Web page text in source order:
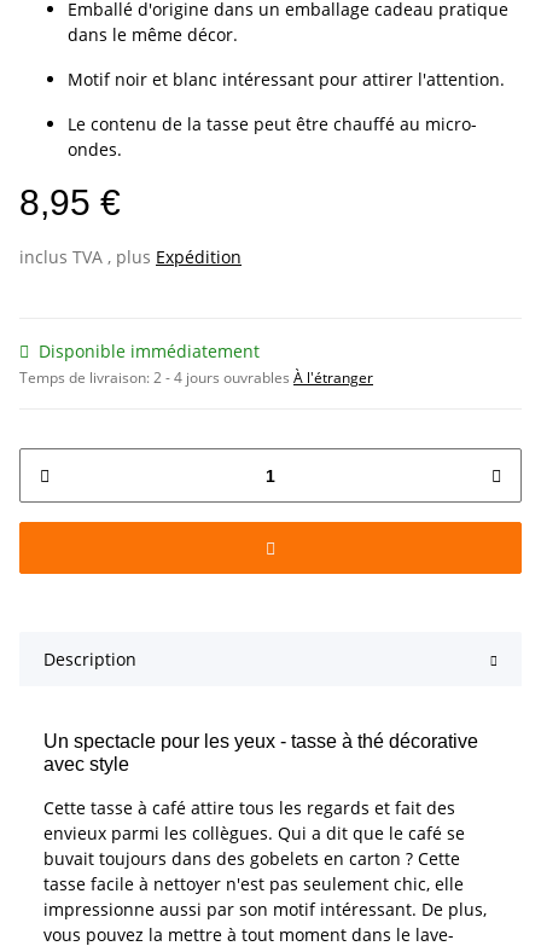
Emballé d'origine dans un emballage cadeau pratique
dans le même décor.
Motif noir et blanc intéressant pour attirer l'attention.
Le contenu de la tasse peut être chauffé au micro-
ondes.
8,95 €
inclus TVA , plus Expédition
Disponible immédiatement
Temps de livraison:2 - 4 jours ouvrables À l'étranger
Description
Un spectacle pour les yeux - tasse à thé décorative
avec style
Cette tasse à café attire tous les regards et fait des
envieux parmi les collègues. Qui a dit que le café se
buvait toujours dans des gobelets en carton ? Cette
tasse facile à nettoyer n'est pas seulement chic, elle
impressionne aussi par son motif intéressant. De plus,
vous pouvez la mettre à tout moment dans le lave-